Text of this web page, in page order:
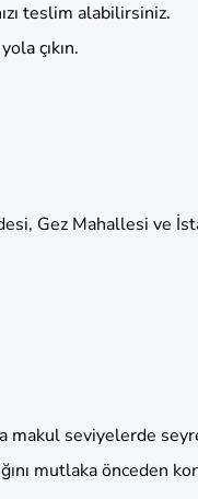
teslim alabilirsiniz.
çıkın.
Gez Mahallesi ve
makul seviyelerde
mutlaka önceden